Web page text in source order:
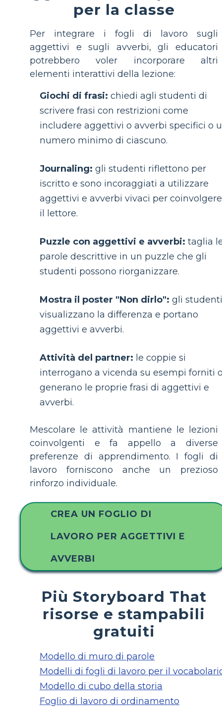
per la classe
Per integrare i fogli di lavoro sugli
aggettivi e sugli avverbi, gli educatori
potrebbero voler incorporare altri
elementi interattivi della lezione:
Giochi di frasi: chiedi agli studenti di
scrivere frasi con restrizioni come
includere aggettivi o avverbi specifici o
numero minimo di ciascuno.
Journaling: gli studenti riflettono per
iscritto e sono incoraggiati a utilizzare
aggettivi e avverbi vivaci per coinvolgere
il lettore.
Puzzle con aggettivi e avverbi: taglia
parole descrittive in un puzzle che gli
studenti possono riorganizzare.
Mostra il poster "Non dirlo": gli studenti
visualizzano la differenza e portano
aggettivi e avverbi.
Attività del partner: le coppie si
interrogano a vicenda su esempi forniti
generano le proprie frasi di aggettivi e
avverbi.
Mescolare le attività mantiene le lezioni
coinvolgenti e fa appello a diverse
preferenze di apprendimento. I fogli di
lavoro forniscono anche un prezioso
rinforzo individuale.
CREA UN FOGLIO DI
LAVORO PER AGGETTIVI E
AVVERBI
Più Storyboard That
risorse e stampabili
gratuiti
Modello di muro di parole
Modelli di fogli di lavoro per il
Modello di cubo della storia
Foglio di lavoro di ordinamento